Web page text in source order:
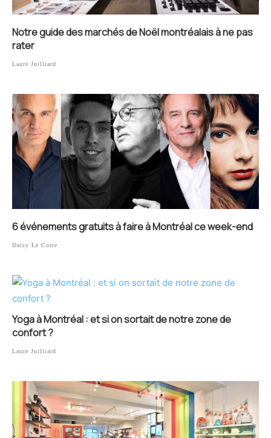
Notre guide des marchés de Noël montréalais à ne pas
rater
Laure Juilliard
6 événements gratuits à faire à Montréal ce week-end
Daisy Le Corre
Yoga à Montréal : et si on sortait de notre zone de
confort ?
Laure Juilliard